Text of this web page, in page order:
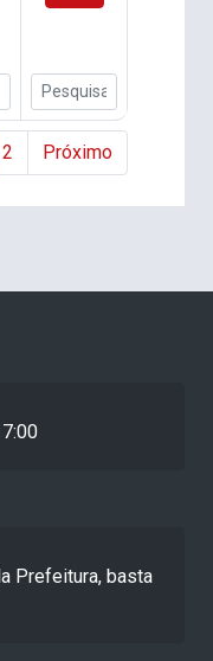
2 Próximo
Prefeitura, basta